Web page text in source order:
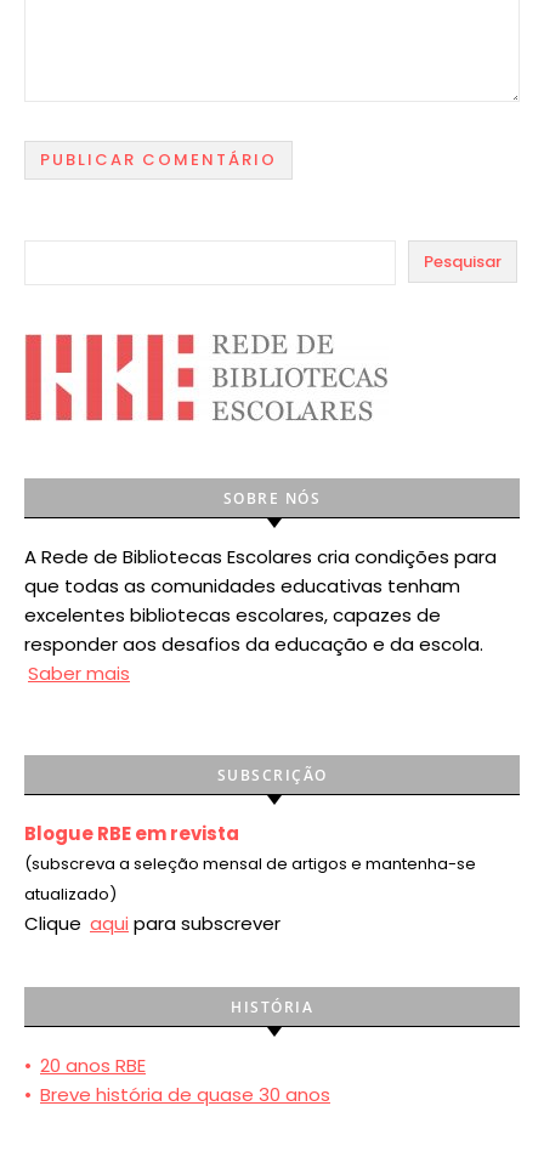
Pesquisar
SOBRE NÓS
A Rede de Bibliotecas Escolares cria condições para
que todas as comunidades educativas tenham
excelentes bibliotecas escolares, capazes de
responder aos desafios da educação e da escola.
Saber mais
SUBSCRIÇÃO
Blogue RBE em revista
(subscreva a seleção mensal de artigos e mantenha-se
atualizado)
Clique aqui para subscrever
HISTÓRIA
• 20 anos RBE
• Breve história de quase 30 anos